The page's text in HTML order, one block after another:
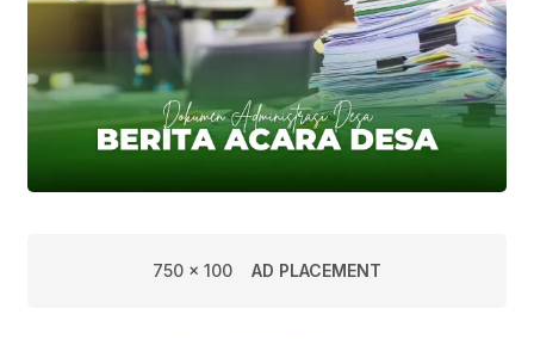
750 x 100 AD PLACEMENT